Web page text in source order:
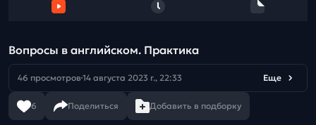
Вопросы в английском. Практика
46 просмотров 14 августа 2023 г., 22:33 Еще
6 Поделиться Добавить в подборку